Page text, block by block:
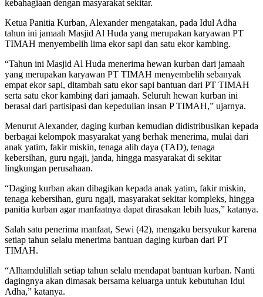
kebahagiaan dengan masyarakat sekitar.
Ketua Panitia Kurban, Alexander mengatakan, pada Idul Adha
tahun ini jamaah Masjid Al Huda yang merupakan karyawan PT
TIMAH menyembelih lima ekor sapi dan satu ekor kambing.
“Tahun ini Masjid Al Huda menerima hewan kurban dari jamaah
yang merupakan karyawan PT TIMAH menyembelih sebanyak
empat ekor sapi, ditambah satu ekor sapi bantuan dari PT TIMAH
serta satu ekor kambing dari jamaah. Seluruh hewan kurban ini
berasal dari partisipasi dan kepedulian insan P TIMAH,” ujarnya.
Menurut Alexander, daging kurban kemudian didistribusikan kepada
berbagai kelompok masyarakat yang berhak menerima, mulai dari
anak yatim, fakir miskin, tenaga alih daya (TAD), tenaga
kebersihan, guru ngaji, janda, hingga masyarakat di sekitar
lingkungan perusahaan.
“Daging kurban akan dibagikan kepada anak yatim, fakir miskin,
tenaga kebersihan, guru ngaji, masyarakat sekitar kompleks, hingga
panitia kurban agar manfaatnya dapat dirasakan lebih luas,” katanya.
Salah satu penerima manfaat, Sewi (42), mengaku bersyukur karena
setiap tahun selalu menerima bantuan daging kurban dari PT
TIMAH.
“Alhamdulillah setiap tahun selalu mendapat bantuan kurban. Nanti
dagingnya akan dimasak bersama keluarga untuk kebutuhan Idul
Adha,” katanya.